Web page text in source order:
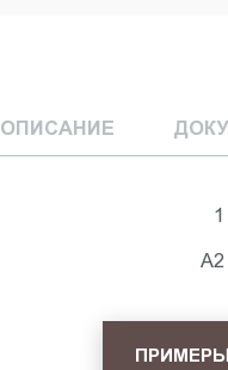
ОПИСАНИЕ
1
А2